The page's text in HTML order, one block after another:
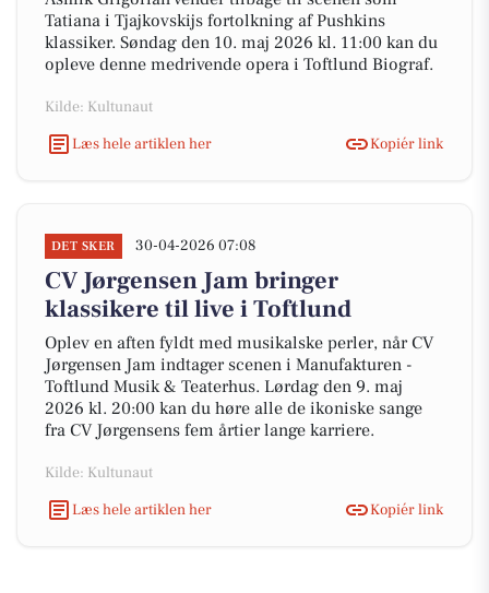
Tatiana i Tjajkovskijs fortolkning af Pushkins
klassiker. Søndag den 10. maj 2026 kl. 11:00 kan du
opleve denne medrivende opera i Toftlund Biograf.
Kilde: Kultunaut
Læs hele artiklen her
Kopiér link
DET SKER 30-04-2026 07:08
CV Jørgensen Jam bringer
klassikere til live i Toftlund
Oplev en aften fyldt med musikalske perler, når CV
Jørgensen Jam indtager scenen i Manufakturen -
Toftlund Musik & Teaterhus. Lørdag den 9. maj
2026 kl. 20:00 kan du høre alle de ikoniske sange
fra CV Jørgensens fem årtier lange karriere.
Kilde: Kultunaut
Læs hele artiklen her
Kopiér link